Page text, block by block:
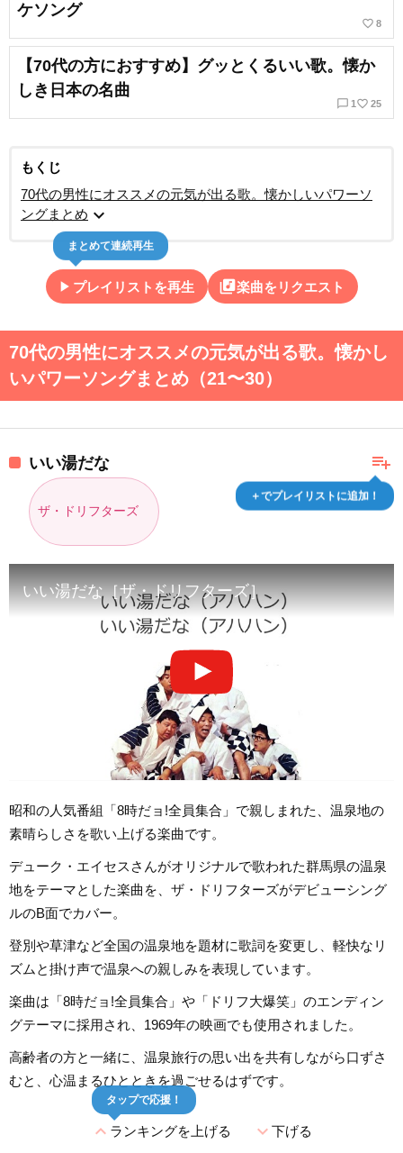
ケソング
favorite_border 8
【70代の方におすすめ】グッとくるいい歌。懐か
しき日本の名曲
chat_bubble_outline 1 favorite_border 25
もくじ
70代の男性にオススメの元気が出る歌。懐かしいパワーソ
ングまとめ expand_more
play_arrow プレイリストを再生
まとめて連続再生
library_music楽曲をリクエスト
70代の男性にオススメの元気が出る歌。懐かし
いパワーソングまとめ（21〜30）
playlist_add
＋でプレイリストに追加！
いい湯だな
ザ・ドリフターズ
いい湯だな［ザ・ドリフターズ］
昭和の人気番組「8時だョ!全員集合」で親しまれた、温泉地の
素晴らしさを歌い上げる楽曲です。
デューク・エイセスさんがオリジナルで歌われた群馬県の温泉
地をテーマとした楽曲を、ザ・ドリフターズがデビューシング
ルのB面でカバー。
登別や草津など全国の温泉地を題材に歌詞を変更し、軽快なリ
ズムと掛け声で温泉への親しみを表現しています。
楽曲は「8時だョ!全員集合」や「ドリフ大爆笑」のエンディン
グテーマに採用され、1969年の映画でも使用されました。
高齢者の方と一緒に、温泉旅行の思い出を共有しながら口ずさ
むと、心温まるひとときを過ごせるはずです。
expand_lessランキングを上げる
タップで応援！
expand_more下げる